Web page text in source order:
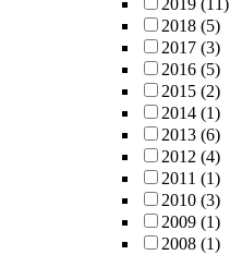
2019 (11)
2018 (5)
2017 (3)
2016 (5)
2015 (2)
2014 (1)
2013 (6)
2012 (4)
2011 (1)
2010 (3)
2009 (1)
2008 (1)